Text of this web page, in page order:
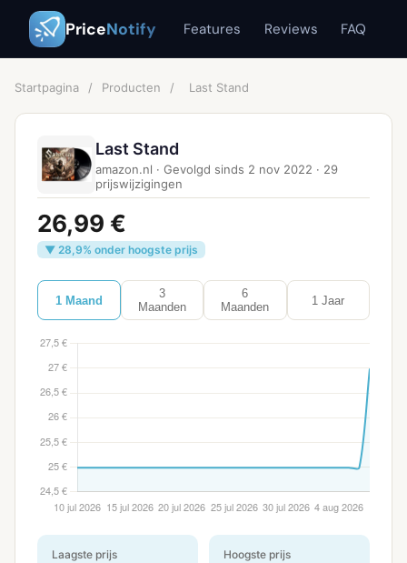
PriceNotify Features Reviews FAQ
Startpagina / Producten / Last Stand
Last Stand
amazon.nl · Gevolgd sinds 2 nov 2022 · 29
prijswijzigingen
26,99 €
▼ 28,9% onder hoogste prijs
1 Maand
3
Maanden
6
Maanden
1 Jaar
Laagste prijs Hoogste prijs